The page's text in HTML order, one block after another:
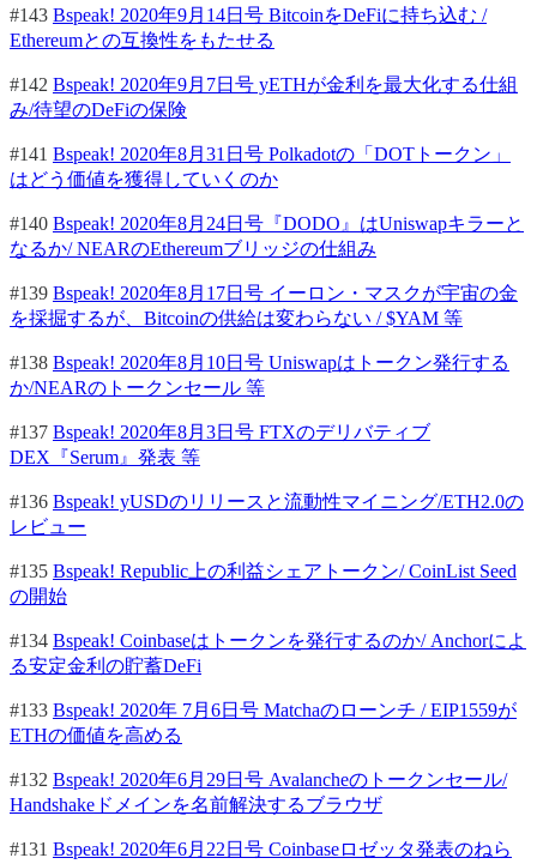
#143 Bspeak! 2020年9月14日号 BitcoinをDeFiに持ち込む /
Ethereumとの互換性をもたせる
#142 Bspeak! 2020年9月7日号 yETHが金利を最大化する仕組
み/待望のDeFiの保険
#141 Bspeak! 2020年8月31日号 Polkadotの「DOTトークン」
はどう価値を獲得していくのか
#140 Bspeak! 2020年8月24日号『DODO』はUniswapキラーと
なるか/ NEARのEthereumブリッジの仕組み
#139 Bspeak! 2020年8月17日号 イーロン・マスクが宇宙の金
を採掘するが、Bitcoinの供給は変わらない / $YAM 等
#138 Bspeak! 2020年8月10日号 Uniswapはトークン発行する
か/NEARのトークンセール 等
#137 Bspeak! 2020年8月3日号 FTXのデリバティブ
DEX『Serum』発表 等
#136 Bspeak! yUSDのリリースと流動性マイニング/ETH2.0の
レビュー
#135 Bspeak! Republic上の利益シェアトークン/ CoinList Seed
の開始
#134 Bspeak! Coinbaseはトークンを発行するのか/ Anchorによ
る安定金利の貯蓄DeFi
#133 Bspeak! 2020年 7月6日号 Matchaのローンチ / EIP1559が
ETHの価値を高める
#132 Bspeak! 2020年6月29日号 Avalancheのトークンセール/
Handshakeドメインを名前解決するブラウザ
#131 Bspeak! 2020年6月22日号 Coinbaseロゼッタ発表のねら